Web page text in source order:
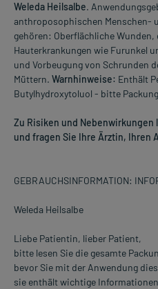
Weleda Heilsalbe.
anthroposophischen Menschen-
gehören: Oberflächliche
Hauterkrankungen wie Furunkel
und Vorbeugung von Schrunden
Müttern. Warnhinweise: Enthält
Butylhydroxytoluol - bitte
Zu Risiken und Nebenwirkungen
und fragen Sie Ihre Ärztin, Ihren
GEBRAUCHSINFORMATION:
Weleda Heilsalbe
Liebe Patientin, lieber Patient,
bitte lesen Sie die gesamte
bevor Sie mit der Anwendung
sie enthält wichtige